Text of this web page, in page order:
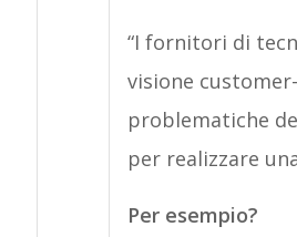
“I fornitori di
visione
problematiche
per realizzare
Per esempio?